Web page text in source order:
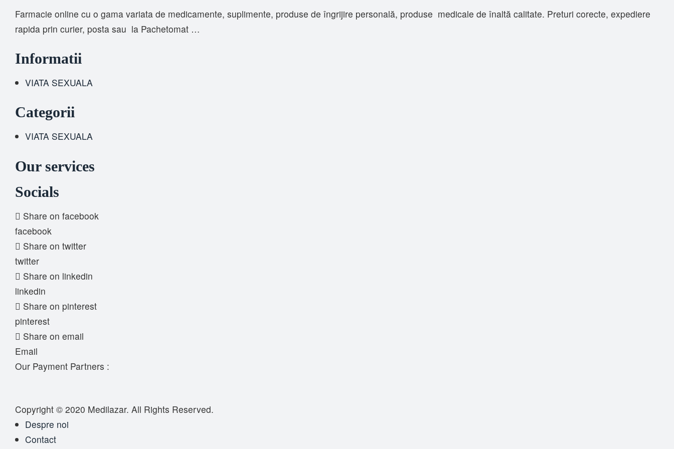
Farmacie online cu o gama variata de medicamente, suplimente, produse de îngrijire personală, produse medicale de înaltă calitate. Preturi corecte, expediere
rapida prin curier, posta sau la Pachetomat …
Informatii
VIATA SEXUALA
Categorii
VIATA SEXUALA
Our services
Socials
Share on facebook
facebook
Share on twitter
twitter
Share on linkedin
linkedin
Share on pinterest
pinterest
Share on email
Email
Our Payment Partners :
Copyright © 2020 Medilazar. All Rights Reserved.
Despre noi
Contact